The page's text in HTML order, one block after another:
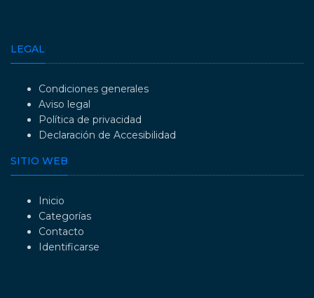
LEGAL
Condiciones generales
Aviso legal
Política de privacidad
Declaración de Accesibilidad
SITIO WEB
Inicio
Categorías
Contacto
Identificarse